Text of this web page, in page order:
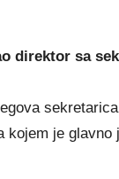
direktor sa
kojem je glavno